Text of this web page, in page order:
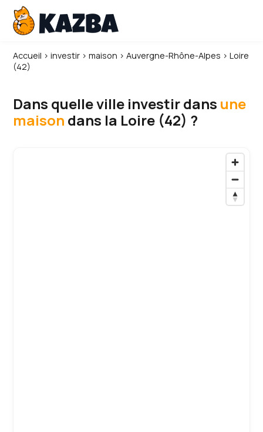
Accueil ›investir ›maison ›Auvergne-Rhône-Alpes ›Loire
(42)
Dans quelle ville investir dans une
maison dans la Loire (42) ?